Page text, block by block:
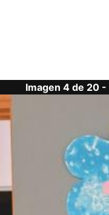
Imagen 4 de 20 -